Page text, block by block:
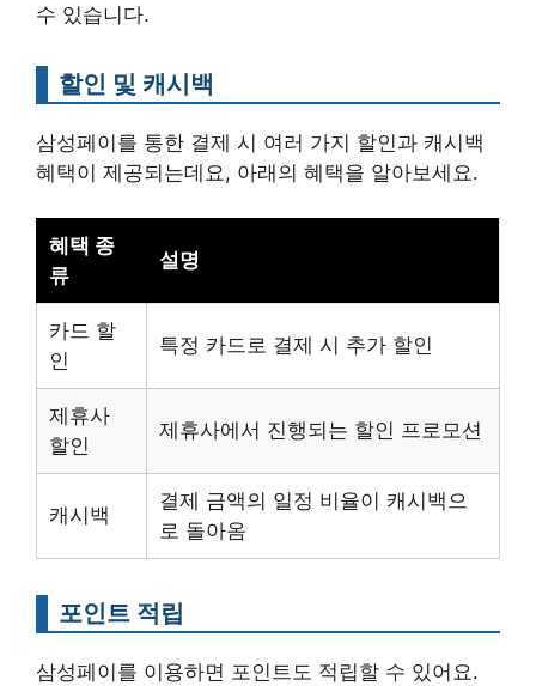
수 있습니다.
할인 및 캐시백
삼성페이를 통한 결제 시 여러 가지 할인과 캐시백
혜택이 제공되는데요, 아래의 혜택을 알아보세요.
혜택 종
류
설명
카드 할
인
특정 카드로 결제 시 추가 할인
제휴사
할인
제휴사에서 진행되는 할인 프로모션
캐시백
결제 금액의 일정 비율이 캐시백으
로 돌아옴
포인트 적립
삼성페이를 이용하면 포인트도 적립할 수 있어요.